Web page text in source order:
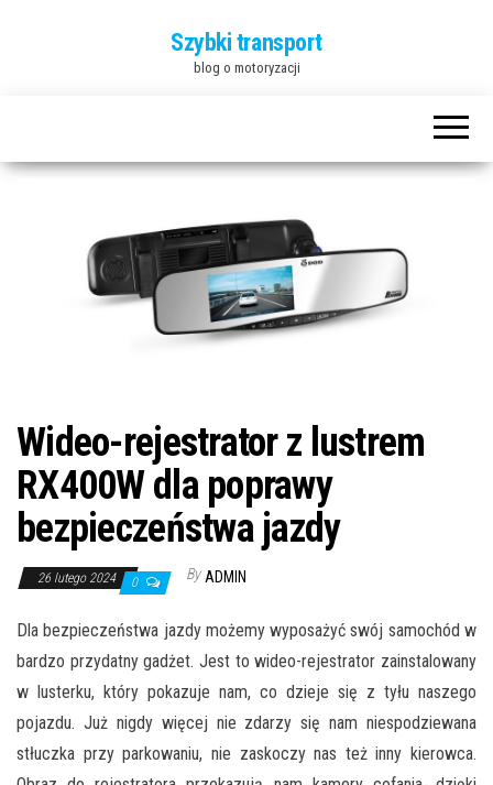
Szybki transport
blog o motoryzacji
Wideo-rejestrator z lustrem
RX400W dla poprawy
bezpieczeństwa jazdy
26 lutego 2024 0 By ADMIN
Dla bezpieczeństwa jazdy możemy wyposażyć swój samochód w
bardzo przydatny gadżet. Jest to wideo-rejestrator zainstalowany
w lusterku, który pokazuje nam, co dzieje się z tyłu naszego
pojazdu. Już nigdy więcej nie zdarzy się nam niespodziewana
stłuczka przy parkowaniu, nie zaskoczy nas też inny kierowca.